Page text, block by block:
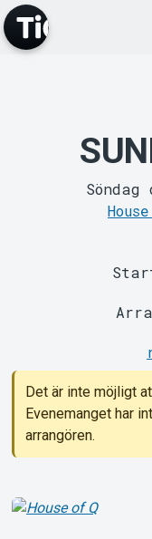
Det är inte möjligt
Evenemanget har
arrangören.